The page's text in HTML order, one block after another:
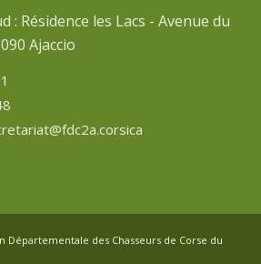
: Résidence les Lacs - Avenue du
Ajaccio
Départementale des Chasseurs de Corse du